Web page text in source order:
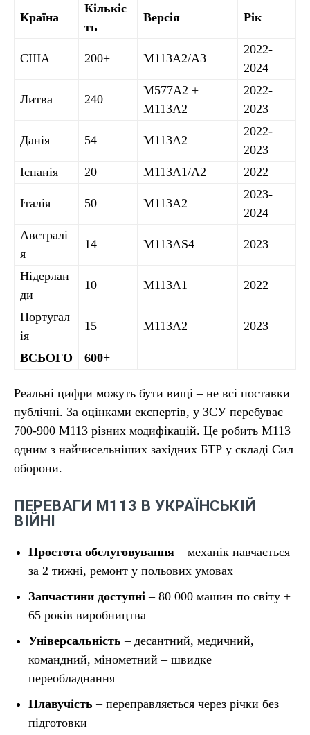
Країна
Кількіс
ть
Версія Рік
США 200+ M113A2/A3
2022-
2024
Литва 240
M577A2 +
M113A2
2022-
2023
Данія 54 M113A2
2022-
2023
Іспанія
20 M113A1/A2 2022
Італія 50 M113A2
2023-
2024
Австралі
я
14 M113AS4 2023
Нідерлан
ди
10 M113A1 2022
Португал
ія
15 M113A2 2023
ВСЬОГО 600+
Реальні цифри можуть бути вищі – не всі поставки
публічні. За оцінками експертів, у ЗСУ перебуває
700-900 М113 різних модифікацій. Це робить М113
одним з найчисельніших західних БТР у складі Сил
оборони.
ПЕРЕВАГИ М113 В УКРАЇНСЬКІЙ
ВІЙНІ
Простота обслуговування – механік навчається
за 2 тижні, ремонт у польових умовах
Запчастини доступні – 80 000 машин по світу +
65 років виробництва
Універсальність – десантний, медичний,
командний, мінометний – швидке
переобладнання
Плавучість – переправляється через річки без
підготовки